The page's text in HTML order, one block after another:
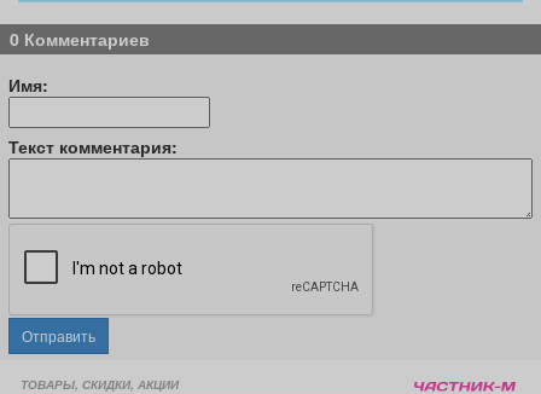
0 Комментариев
Имя:
Текст комментария:
Отправить
ТОВАРЫ, СКИДКИ, АКЦИИ